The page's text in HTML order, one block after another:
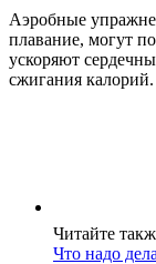
Аэробные
плавание, могут
ускоряют
сжигания калорий.
Читайте
Что надо